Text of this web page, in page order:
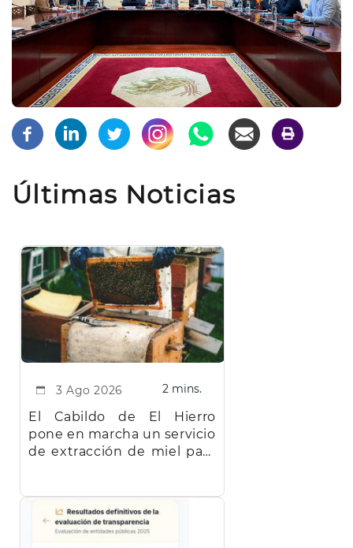
Últimas Noticias
3 Ago 2026 2 mins.
El Cabildo de El Hierro
pone en marcha un servicio
de extracción de miel para